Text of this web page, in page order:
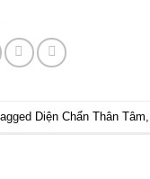
Diện Chẩn Thân Tâm